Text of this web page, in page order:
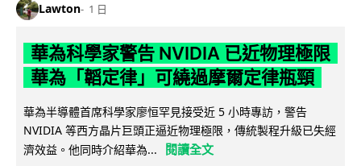
Lawton 1 日
華為科學家警告 NVIDIA 已近物理極限
華為「韜定律」可繞過摩爾定律瓶頸
華為半導體首席科學家廖恒罕見接受近 5 小時專訪，警告
NVIDIA 等西方晶片巨頭正逼近物理極限，傳統製程升級已失經
濟效益。他同時介紹華為...
閱讀全文